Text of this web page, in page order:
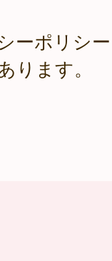
ーポリシ
ります。